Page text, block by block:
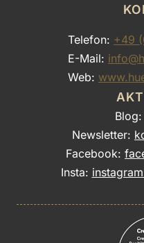
Telefon: +49
E-Mail:
Web:
Blog:
Newsletter:
Facebook:
Insta: